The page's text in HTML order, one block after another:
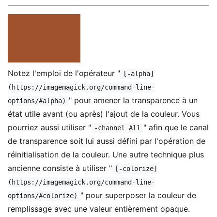
Notez l'emploi de l'opérateur "
[-alpha]
(https://imagemagick.org/command-line-
options/#alpha) " pour amener la transparence à un
état utile avant (ou après) l'ajout de la couleur. Vous
pourriez aussi utiliser " -channel All " afin que le canal
de transparence soit lui aussi défini par l'opération de
réinitialisation de la couleur. Une autre technique plus
ancienne consiste à utiliser "
[-colorize]
(https://imagemagick.org/command-line-
options/#colorize) " pour superposer la couleur de
remplissage avec une valeur entièrement opaque.